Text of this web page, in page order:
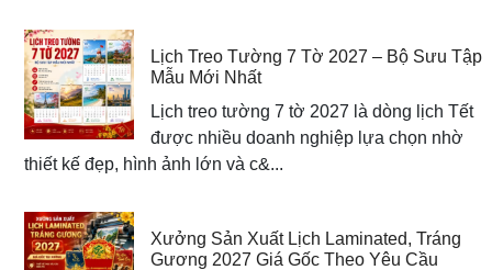
Lịch Treo Tường 7 Tờ 2027 – Bộ Sưu Tập
Mẫu Mới Nhất
Lịch treo tường 7 tờ 2027 là dòng lịch Tết
được nhiều doanh nghiệp lựa chọn nhờ
thiết kế đẹp, hình ảnh lớn và c&...
Xưởng Sản Xuất Lịch Laminated, Tráng
Gương 2027 Giá Gốc Theo Yêu Cầu